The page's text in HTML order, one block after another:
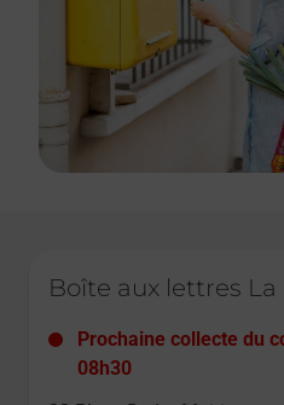
Boîte aux lettres La
Prochaine collecte du
08h30